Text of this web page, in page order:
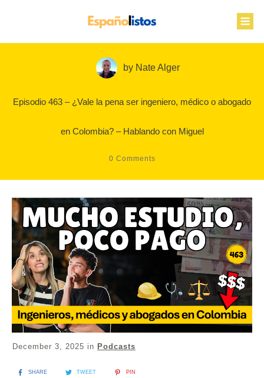
by Nate Alger
Episodio 463 – ¿Vale la pena ser ingeniero, médico o abogado
en Colombia? – Hablando con Miguel
0 Comments
December 3, 2025 in Podcasts
SHARE TWEET PIN